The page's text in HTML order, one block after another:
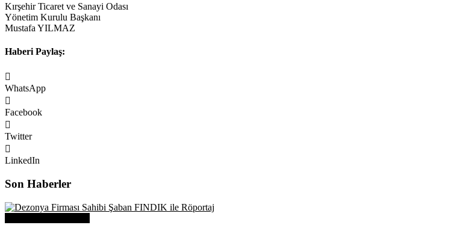
Kırşehir Ticaret ve Sanayi Odası
Yönetim Kurulu Başkanı
Mustafa YILMAZ
Haberi Paylaş:
WhatsApp
Facebook
Twitter
LinkedIn
Son Haberler